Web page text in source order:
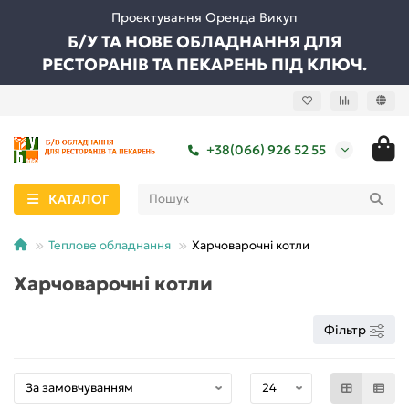
Проектування Оренда Викуп
Б/У ТА НОВЕ ОБЛАДНАННЯ ДЛЯ
РЕСТОРАНІВ ТА ПЕКАРЕНЬ ПІД КЛЮЧ.
+38(066) 926 52 55
КАТАЛОГ
Теплове обладнання Харчоварочні котли
Харчоварочні котли
Фільтр